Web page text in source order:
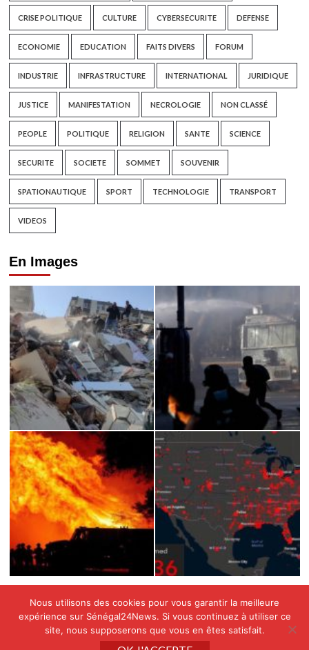
CRISE POLITIQUE CULTURE CYBERSECURITE DEFENSE
ECONOMIE EDUCATION FAITS DIVERS FORUM
INDUSTRIE INFRASTRUCTURE INTERNATIONAL JURIDIQUE
JUSTICE MANIFESTATION NECROLOGIE NON CLASSÉ
PEOPLE POLITIQUE RELIGION SANTE SCIENCE
SECURITE SOCIETE SOMMET SOUVENIR
SPATIONAUTIQUE SPORT TECHNOLOGIE TRANSPORT
VIDEOS
En Images
Copyright © All rights reserved SENEGAL24NEWS by
Nous utilisons des cookies pour vous garantir la meilleure
expérience sur Sénégal24News. Si vous continuez à utiliser ce
site, nous supposerons que vous en êtes satisfait.